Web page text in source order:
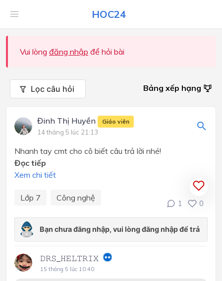
HOC24
Vui lòng đăng nhập để hỏi bài
Lọc câu hỏi Bảng xếp hạng
Đinh Thị Huyền Giáo viên
14 tháng 5 lúc 21:13
Nhanh tay cmt cho cô biết câu trả lời nhé!
Đọc tiếp
Xem chi tiết
Lớp 7 Công nghệ
1 0
𝙳𝚁𝚂_𝙷𝙴𝙻𝚃𝚁𝙸𝚇
15 tháng 5 lúc 10:40